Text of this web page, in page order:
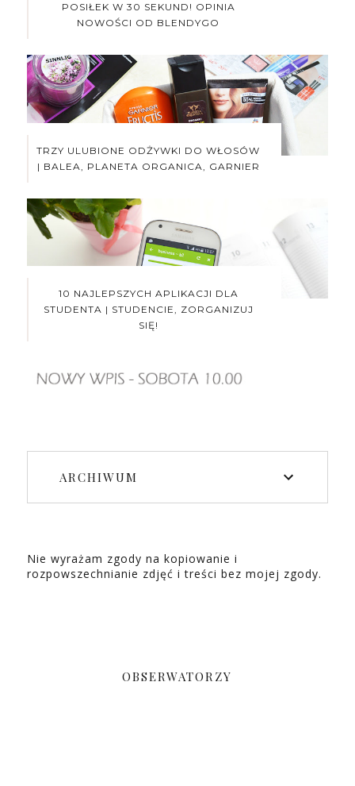
POSIŁEK W 30 SEKUND! OPINIA
NOWOŚCI OD BLENDYGO
TRZY ULUBIONE ODŻYWKI DO WŁOSÓW
| BALEA, PLANETA ORGANICA, GARNIER
10 NAJLEPSZYCH APLIKACJI DLA
STUDENTA | STUDENCIE, ZORGANIZUJ
SIĘ!
ARCHIWUM
Nie wyrażam zgody na kopiowanie i
rozpowszechnianie zdjęć i treści bez mojej zgody.
OBSERWATORZY